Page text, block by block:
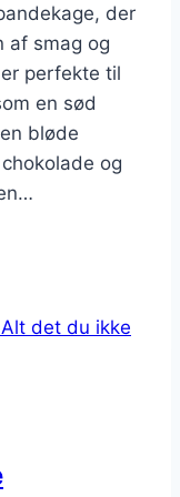
der
af smag og
perfekte til
en sød
bløde
og